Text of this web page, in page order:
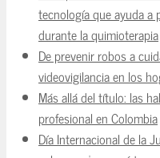
tecnología que ayuda a
durante la quimioterapia
De prevenir robos a
videovigilancia en los
Más allá del título: las
profesional en Colombia
Día Internacional de la